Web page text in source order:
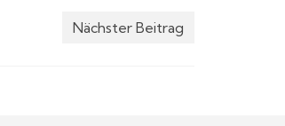
Nächster Beitrag